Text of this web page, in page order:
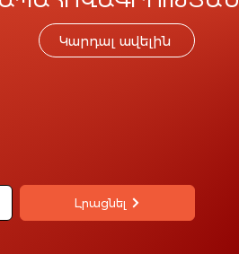
Կարդալ ավելին
Լրացնել